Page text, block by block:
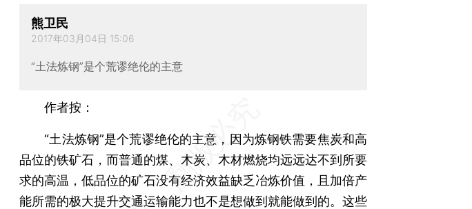
熊卫民
2017年03月04日 15:06
“土法炼钢”是个荒谬绝伦的主意
作者按：
“土法炼钢”是个荒谬绝伦的主意，因为炼钢铁需要焦炭和高
品位的铁矿石，而普通的煤、木炭、木材燃烧均远远达不到所要
求的高温，低品位的矿石没有经济效益缺乏冶炼价值，且加倍产
能所需的极大提升交通运输能力也不是想做到就能做到的。这些